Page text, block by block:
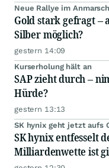
Neue Rallye im
Gold stark gefragt –
Silber möglich?
gestern 14:09
Kurserholung hält an
SAP zieht durch –
Hürde?
gestern 13:13
SK hynix geht jetzt aufs
SK hynix entfesselt
Milliardenwette ist